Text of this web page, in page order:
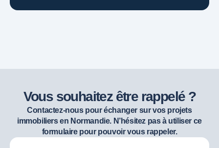
Vous souhaitez être rappelé ?
Contactez-nous pour échanger sur vos projets
immobiliers en Normandie. N’hésitez pas à utiliser ce
formulaire pour pouvoir vous rappeler.